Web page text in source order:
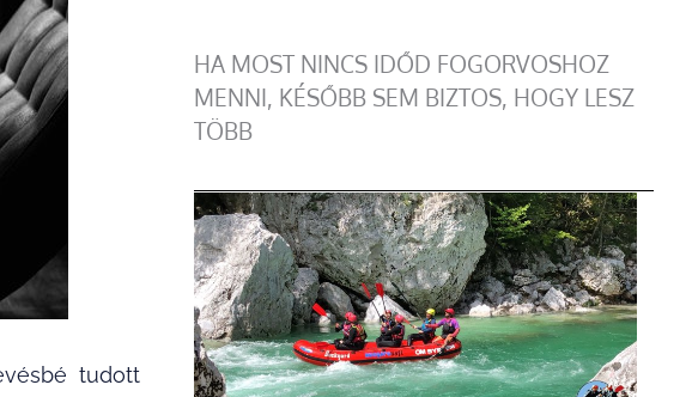
tudott
HA MOST NINCS IDŐD FOGORVOSHOZ
MENNI, KÉSŐBB SEM BIZTOS, HOGY LESZ
TÖBB